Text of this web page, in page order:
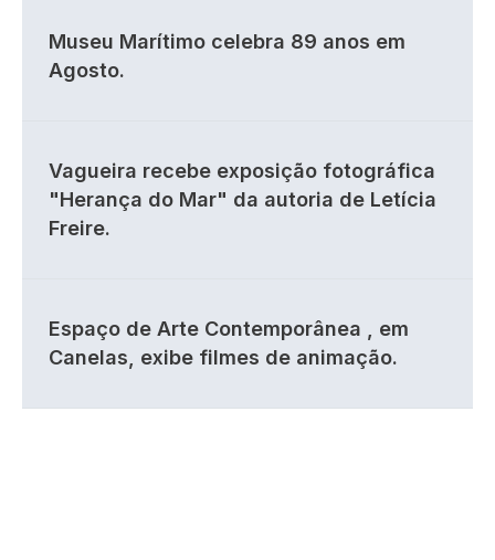
Museu Marítimo celebra 89 anos em
Agosto.
Vagueira recebe exposição fotográfica
"Herança do Mar" da autoria de Letícia
Freire.
Espaço de Arte Contemporânea , em
Canelas, exibe filmes de animação.